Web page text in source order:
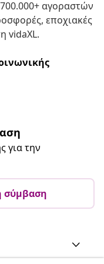
αγοραστών
εποχιακές
vidaXL.
για την
σύμβαση